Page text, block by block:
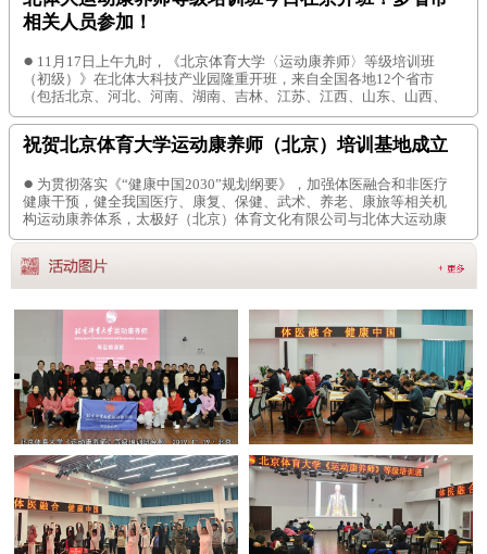
构在内的医护、康
相关人员参加！
● 11月17日上午九时，《北京体育大学〈运动康养师〉等级培训班
（初级）》在北体大科技产业园隆重开班，来自全国各地12个省市
（包括北京、河北、河南、湖南、吉林、江苏、江西、山东、山西、
四川、西藏、云南等）的医疗、康复、太极拳、养老、康旅机构的学
员们齐聚一堂。北体大北体科技中心刘晓威主任、北体大武术学院办
公室主任张盈迎、北体大体育养生教研室杨玉冰教授、北体大运动康
祝贺北京体育大学运动康养师（北京）培训基地成立
● 为贯彻落实《“健康中国2030”规划纲要》，加强体医融合和非医疗
健康干预，健全我国医疗、康复、保健、武术、养老、康旅等相关机
构运动康养体系，太极好（北京）体育文化有限公司与北体大运动康
养推广工作委员会、龙象天和体育通力合作，《北京体育大学运动康
养师（北京）培训基地》昨日在京成立。(基地编号:BJ7213) 揭牌仪式
现场 从左至右嘉宾：崔仲三、刘加巍、张欣、胡晓